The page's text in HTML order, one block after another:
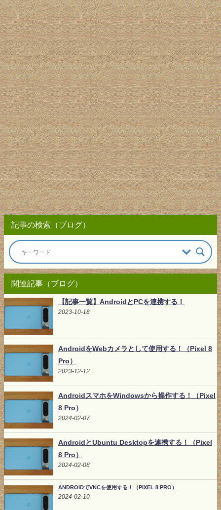
記事の検索（ブログ）
関連記事（ブログ）
【記事一覧】AndroidとPCを連携する！
2023-10-18
AndroidをWebカメラとして使用する！（Pixel 8
Pro）
2023-12-12
AndroidスマホをWindowsから操作する！（Pixel
8 Pro）
2024-02-07
AndroidとUbuntu Desktopを連携する！（Pixel
8 Pro）
2024-02-08
ANDROIDでVNCを使用する！（PIXEL 8 PRO）
2024-02-10